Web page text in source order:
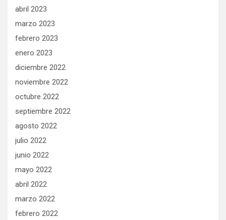
abril 2023
marzo 2023
febrero 2023
enero 2023
diciembre 2022
noviembre 2022
octubre 2022
septiembre 2022
agosto 2022
julio 2022
junio 2022
mayo 2022
abril 2022
marzo 2022
febrero 2022